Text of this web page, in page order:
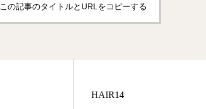
この記事のタイトルとURLをコピーする
HAIR14